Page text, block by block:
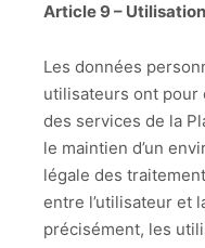
Article 9 –
Les données
utilisateurs ont pour
des services de la
le maintien d’un
légale des
entre l’utilisateur et
précisément, les